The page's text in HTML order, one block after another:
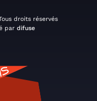
droits réservés
par difuse